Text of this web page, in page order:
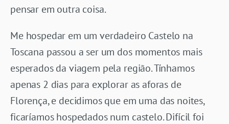
pensar em outra coisa.
Me hospedar em um verdadeiro Castelo na
Toscana passou a ser um dos momentos mais
esperados da viagem pela região. Tínhamos
apenas 2 dias para explorar as aforas de
Florença, e decidimos que em uma das noites,
ficaríamos hospedados num castelo. Difícil foi